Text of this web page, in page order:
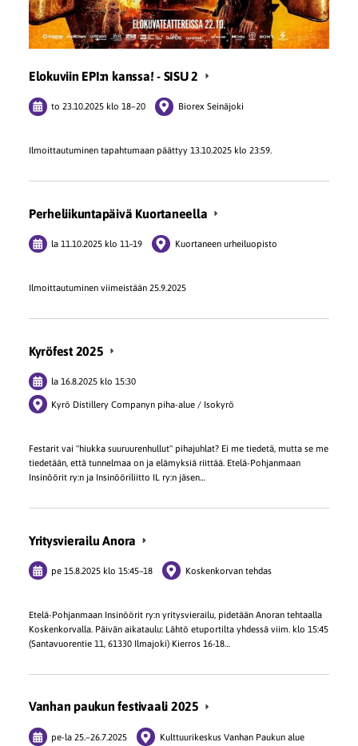
Elokuviin EPI:n kanssa! - SISU 2
to 23.10.2025 klo 18–20 Biorex Seinäjoki
Ilmoittautuminen tapahtumaan päättyy 13.10.2025 klo 23:59.
Perheliikuntapäivä Kuortaneella
la 11.10.2025 klo 11–19 Kuortaneen urheiluopisto
Ilmoittautuminen viimeistään 25.9.2025
Kyröfest 2025
la 16.8.2025 klo 15:30
Kyrö Distillery Companyn piha-alue / Isokyrö
Festarit vai "hiukka suuruurenhullut" pihajuhlat? Ei me tiedetä, mutta se me
tiedetään, että tunnelmaa on ja elämyksiä riittää. Etelä-Pohjanmaan
Insinöörit ry:n ja Insinööriliitto IL ry:n jäsen…
Yritysvierailu Anora
pe 15.8.2025 klo 15:45–18 Koskenkorvan tehdas
Etelä-Pohjanmaan Insinöörit ry:n yritysvierailu, pidetään Anoran tehtaalla
Koskenkorvalla. Päivän aikataulu: Lähtö etuportilta yhdessä viim. klo 15:45
(Santavuorentie 11, 61330 Ilmajoki) Kierros 16-18…
Vanhan paukun festivaali 2025
pe-la 25.–26.7.2025 Kulttuurikeskus Vanhan Paukun alue